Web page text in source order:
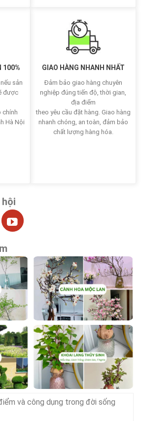
100%
sản
được
chính
Hà Nội
GIAO HÀNG NHANH NHẤT
Đảm bảo giao hàng chuyên
nghiệp đúng tiến độ, thời gian,
địa điểm
theo yêu cầu đặt hàng. Giao hàng
nhanh chóng, an toàn, đảm bảo
chất lượng hàng hóa.
hội
và công dụng trong đời sống